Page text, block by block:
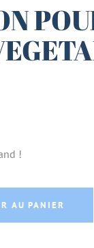
!
AU PANIER